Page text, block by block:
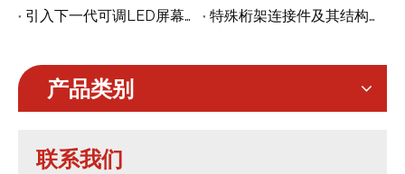
引入下一代可调LED屏幕支架
特殊桁架连接件及其结构作用
产品类别
联系我们